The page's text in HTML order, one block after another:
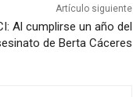
Artículo siguiente
Al cumplirse un año del
de Berta Cáceres